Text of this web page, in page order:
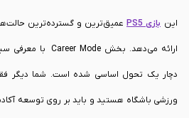
این بازی PS5 عمیق‌ترین و گسترده‌ترین
دچار یک تحول اساسی شده است. شما دیگر
ورزشی باشگاه هستید و باید بر روی توسعه